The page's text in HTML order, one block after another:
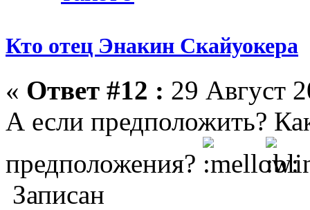
Кто отец Энакин Скайуокера
« Ответ #12 : 29 Август
А если предположить?
предположения?
Записан